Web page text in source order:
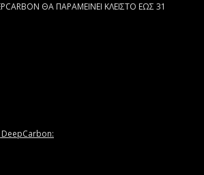
ΘΑ ΠΑΡΑΜΕΙΝΕΙ ΚΛΕΙΣΤΟ ΕΩΣ 31